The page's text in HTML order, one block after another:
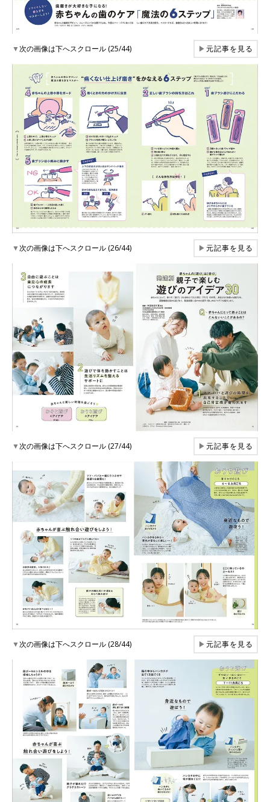
▼次の画像は下へスクロール (25/44) ▶元記事を見る
▼次の画像は下へスクロール (26/44) ▶元記事を見る
▼次の画像は下へスクロール (27/44) ▶元記事を見る
▼次の画像は下へスクロール (28/44) ▶元記事を見る